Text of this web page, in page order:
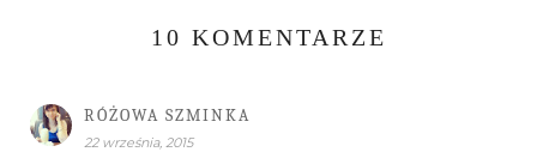
10 KOMENTARZE
RÓŻOWA SZMINKA
22 września, 2015